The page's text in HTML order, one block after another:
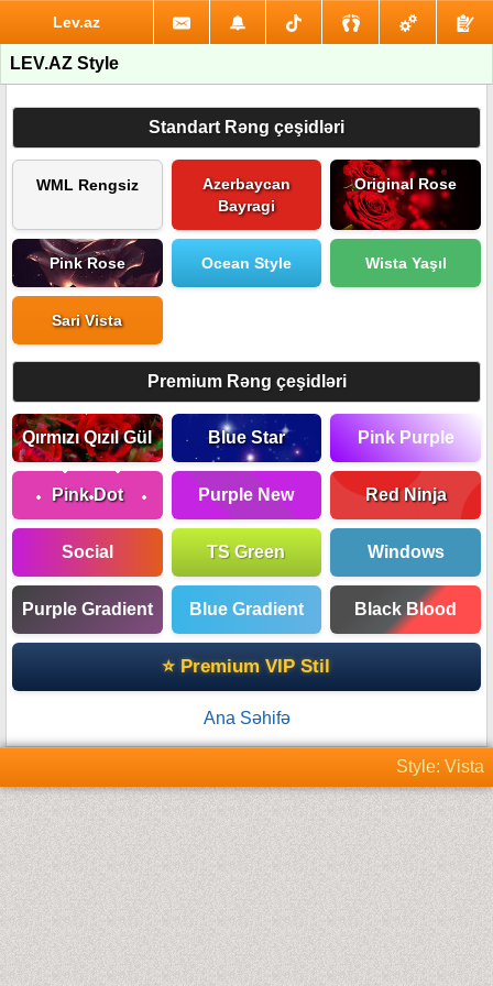
Lev.az
LEV.AZ Style
Standart Rəng çeşidləri
WML Rengsiz
Azerbaycan
Bayragi
Original Rose
Pink Rose Ocean Style Wista Yaşıl
Sari Vista
Premium Rəng çeşidləri
Qırmızı Qızıl Gül Blue Star Pink Purple
Pink Dot Purple New Red Ninja
Social TS Green Windows
Purple Gradient Blue Gradient Black Blood
⭐ Premium VIP Stil
Ana Səhifə
Style: Vista